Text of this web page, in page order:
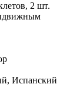
2 шт.
Испанский